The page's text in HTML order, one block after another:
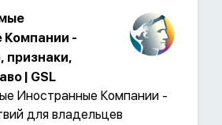
Компании -
признаки,
| GSL
Иностранные Компании -
для владельцев